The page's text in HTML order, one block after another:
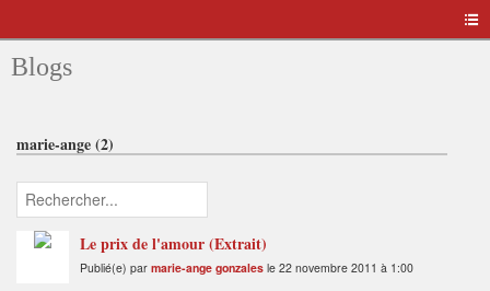
Blogs
marie-ange (2)
Le prix de l'amour (Extrait)
Publié(e) par marie-ange gonzales le 22 novembre 2011 à 1:00